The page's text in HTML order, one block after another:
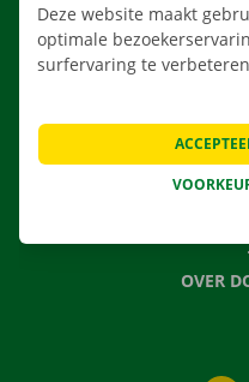
OVER
Deze website maakt
optimale
surfervaring te